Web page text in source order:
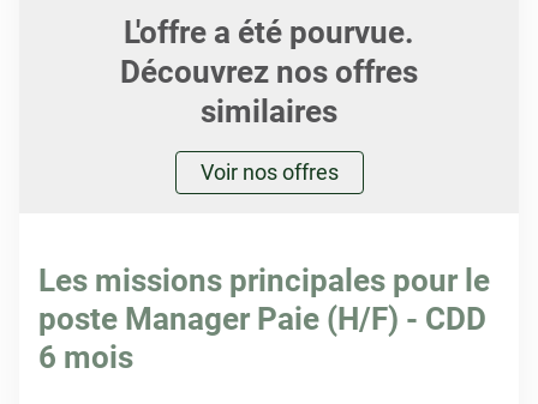
L'offre a été pourvue.
Découvrez nos offres
similaires
Voir nos offres
Les missions principales pour le
poste Manager Paie (H/F) - CDD
6 mois